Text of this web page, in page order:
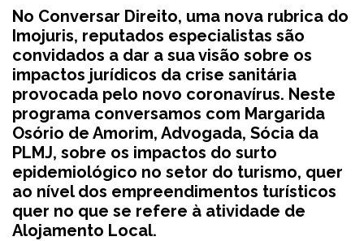
No Conversar Direito, uma nova rubrica do
Imojuris, reputados especialistas são
convidados a dar a sua visão sobre os
impactos jurídicos da crise sanitária
provocada pelo novo coronavírus. Neste
programa conversamos com Margarida
Osório de Amorim, Advogada, Sócia da
PLMJ, sobre os impactos do surto
epidemiológico no setor do turismo, quer
ao nível dos empreendimentos turísticos
quer no que se refere à atividade de
Alojamento Local.